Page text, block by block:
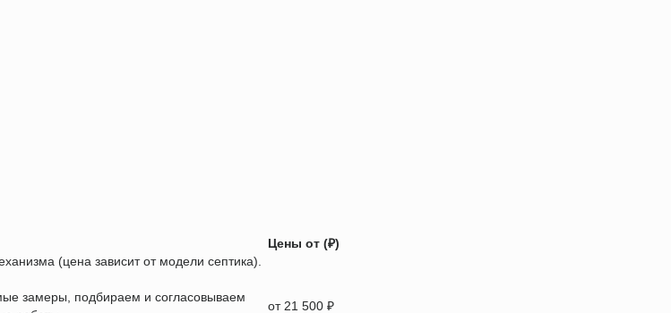
Цены от (₽)
(цена зависит от модели септика).
замеры, подбираем и согласовываем
от 21 500 ₽